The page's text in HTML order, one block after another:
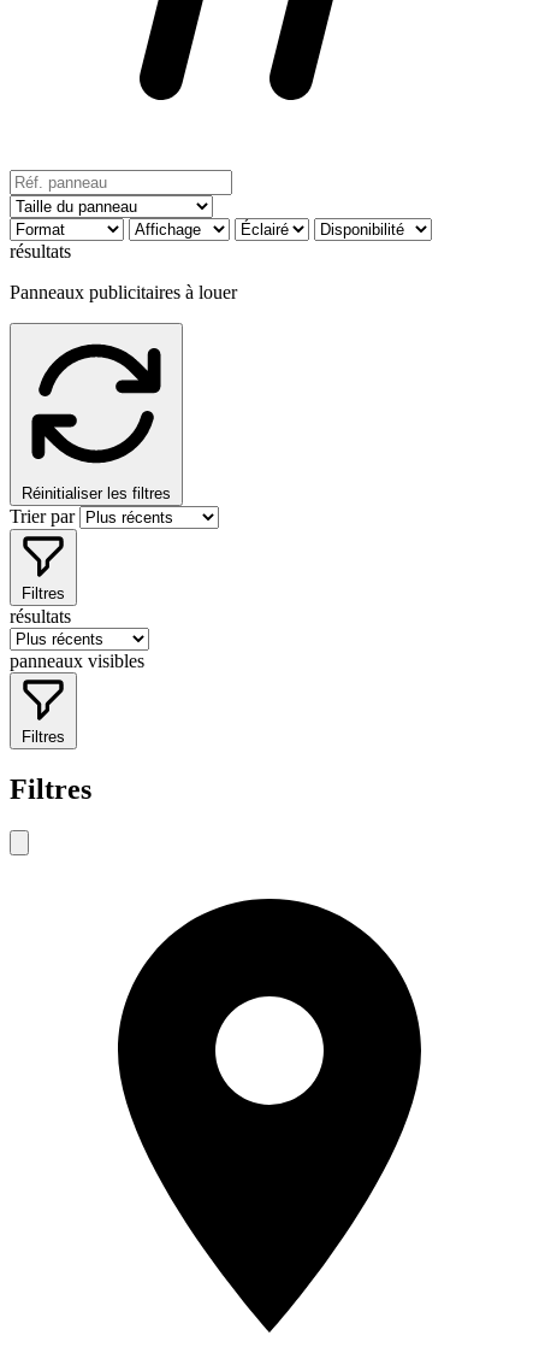
résultats
Panneaux publicitaires à louer
Réinitialiser les filtres
Trier par
Filtres
résultats
panneaux visibles
Filtres
Filtres